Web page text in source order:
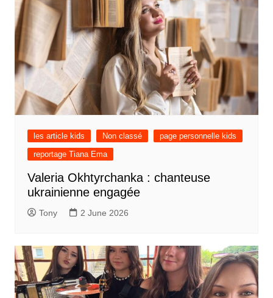
les article kids Non classé
page personnelle kids
reportage Tiana Ema
Valeria Okhtyrchanka : chanteuse
ukrainienne engagée
Tony 2 June 2026